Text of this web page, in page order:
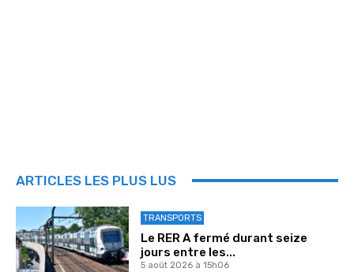
ARTICLES LES PLUS LUS
TRANSPORTS
Le RER A fermé durant seize
jours entre les...
5 août 2026 à 15h06